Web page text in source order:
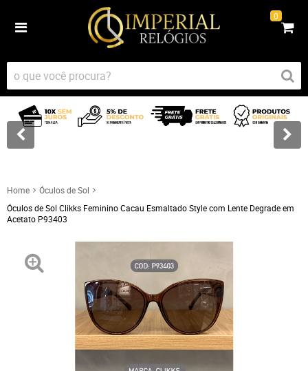
0
Home
Óculos de Sol
Óculos de Sol Clikks Feminino Cacau Esmaltado Style com Lente Degrade em
Acetato P93403